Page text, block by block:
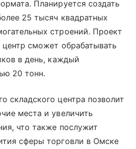
Планируется создать
25 тысяч квадратных
строений. Проект
центр сможет обрабатывать
в день, каждый
20 тонн.
складского центра позволит
места и увеличить
что также послужит
сферы торговли в Омске